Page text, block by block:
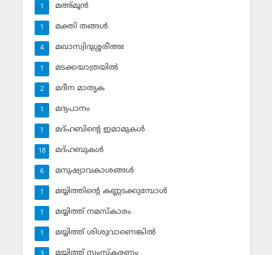
മഅ്മൂന്‍
1
മക്തി തങ്ങള്‍
1
മഖാസ്വിദുശ്ശരീഅഃ
4
മടക്കയാത്രയില്‍
1
മദീന മാതൃക
2
മദ്യപാനം
1
മദ്ഹബിന്റെ ഇമാമുകള്‍
1
മദ്ഹബുകള്‍
18
മനുഷ്യാവകാശങ്ങള്‍
6
മയ്യിത്തിന്റെ കണ്ണടക്കുമ്പോള്‍
1
മയ്യിത്ത് നമസ്‌കാരം
1
മയ്യിത്ത് ശിശുവാണെങ്കില്‍
1
മയ്യിത്ത് സംസ്‌കരണം